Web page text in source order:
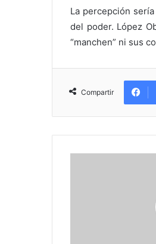
La percepción
del poder. López
“manchen” ni sus
Compartir